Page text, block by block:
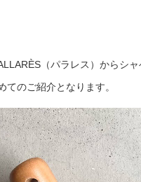
（パラレス）からシ
てのご紹介となります。